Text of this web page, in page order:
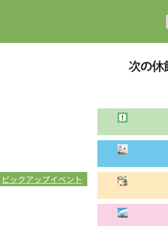
ピックアップイベント